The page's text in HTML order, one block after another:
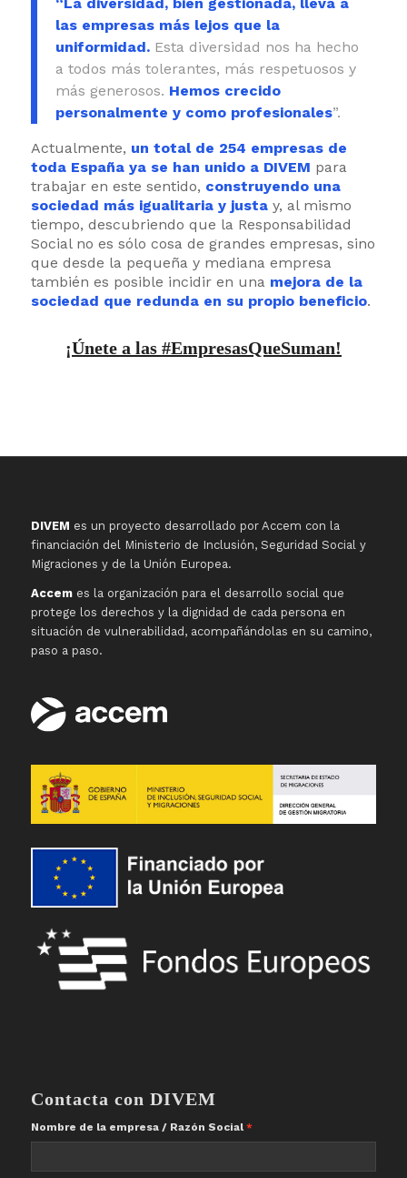
las empresas más lejos que la
uniformidad. Esta diversidad nos ha hecho
a todos más tolerantes, más respetuosos y
más generosos. Hemos crecido
personalmente y como profesionales”.
Actualmente, un total de 254 empresas de
toda España ya se han unido a DIVEM para
trabajar en este sentido, construyendo una
sociedad más igualitaria y justay, al mismo
tiempo, descubriendo que la Responsabilidad
Social no es sólo cosa de grandes empresas, sino
que desde la pequeña y mediana empresa
también es posible incidir en una mejora de la
sociedad que redunda en su propio beneficio.
¡Únete a las #EmpresasQueSuman!
DIVEM es un proyecto desarrollado por Accem con la
financiación del Ministerio de Inclusión, Seguridad Social y
Migraciones y de la Unión Europea.
Accemes la organización para el desarrollo social que
protege los derechos y la dignidad de cada persona en
situación de vulnerabilidad, acompañándolas en su camino,
paso a paso.
Contacta con DIVEM
Nombre de la empresa / Razón Social